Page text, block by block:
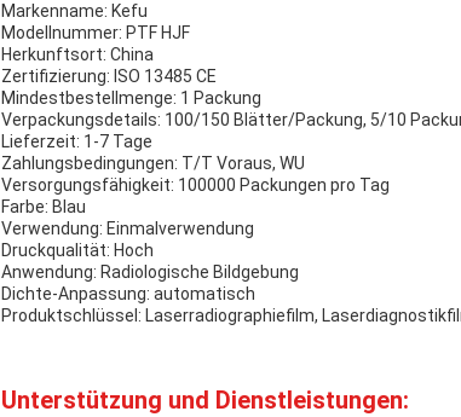
Markenname: Kefu
Modellnummer: PTF HJF
Herkunftsort: China
Zertifizierung: ISO 13485 CE
Mindestbestellmenge: 1 Packung
Verpackungsdetails: 100/150 Blätter/Packung, 5/10
Lieferzeit: 1-7 Tage
Zahlungsbedingungen: T/T Voraus, WU
Versorgungsfähigkeit: 100000 Packungen pro Tag
Farbe: Blau
Verwendung: Einmalverwendung
Druckqualität: Hoch
Anwendung: Radiologische Bildgebung
Dichte-Anpassung: automatisch
Produktschlüssel: Laserradiographiefilm,
Unterstützung und Dienstleistungen: